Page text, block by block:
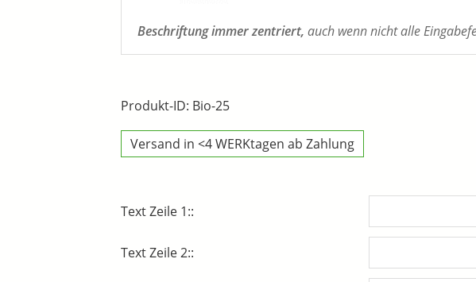
Beschriftung immer zentriert, auch wenn nicht alle
Produkt-ID: Bio-25
Versand in <4 WERKtagen ab Zahlung
Text Zeile 1::
Text Zeile 2::